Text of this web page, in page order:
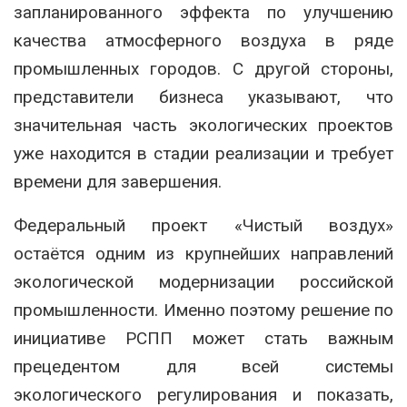
запланированного эффекта по улучшению
качества атмосферного воздуха в ряде
промышленных городов. С другой стороны,
представители бизнеса указывают, что
значительная часть экологических проектов
уже находится в стадии реализации и требует
времени для завершения.
Федеральный проект «Чистый воздух»
остаётся одним из крупнейших направлений
экологической модернизации российской
промышленности. Именно поэтому решение по
инициативе РСПП может стать важным
прецедентом для всей системы
экологического регулирования и показать,